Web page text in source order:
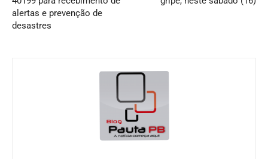
alertas e prevenção de
desastres